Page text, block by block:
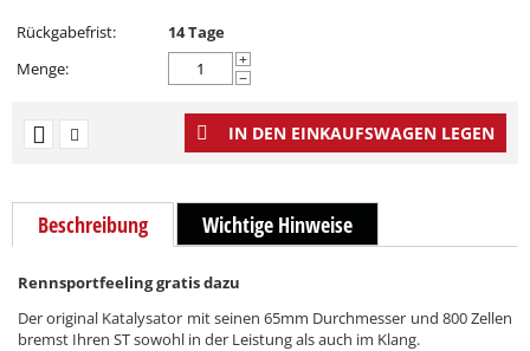
Rückgabefrist:
14 Tage
Menge:
+
−
IN DEN EINKAUFSWAGEN LEGEN
Beschreibung Wichtige Hinweise
Rennsportfeeling gratis dazu
Der original Katalysator mit seinen 65mm Durchmesser und 800 Zellen
bremst Ihren ST sowohl in der Leistung als auch im Klang.